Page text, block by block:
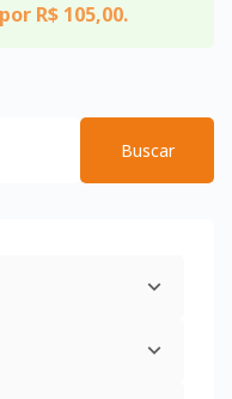
R$ 105,00.
Buscar